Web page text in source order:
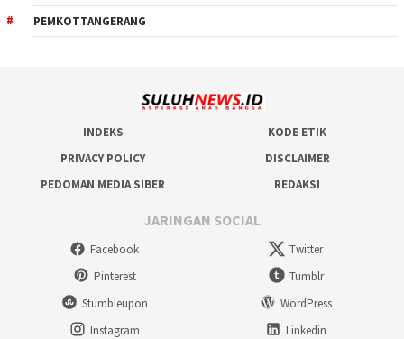
PEMKOTTANGERANG
INDEKS
KODE ETIK
PRIVACY POLICY
DISCLAIMER
PEDOMAN MEDIA SIBER
REDAKSI
JARINGAN SOCIAL
Facebook
Twitter
Pinterest
Tumblr
Stumbleupon
WordPress
Instagram
Linkedin